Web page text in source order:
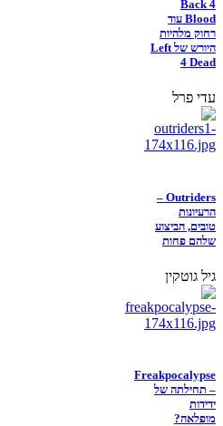
Back 4
Blood עוד
רחוק מלהיות
היורש של Left
4 Dead
עדי פרל
Outriders –
הרעיונות
טובים, הביצוע
שלהם פחות
גיל גוטקין
Freakpocalypse
– תחילתה של
ידידות
מופלאה?